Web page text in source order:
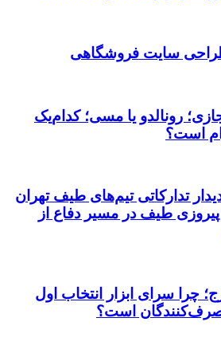
سایت فروشگاهی
رونالدو یا مسی؛ کدام‌یک
است؟
تدارکاتی تیم‌های طیف تهران
طیف در مسیر دفاع از
چرا سرای ابزار انتخاب اول
است؟